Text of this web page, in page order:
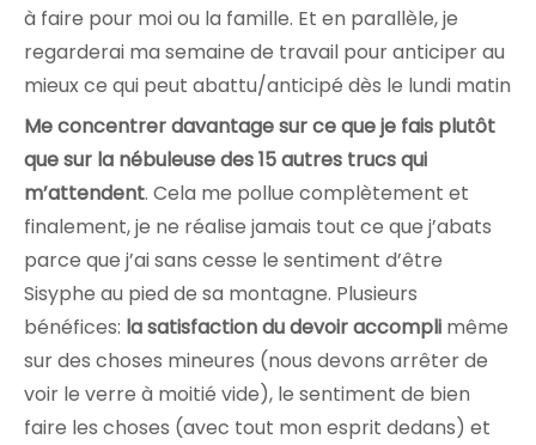
à faire pour moi ou la famille. Et en parallèle, je
regarderai ma semaine de travail pour anticiper au
mieux ce qui peut abattu/anticipé dès le lundi matin
Me concentrer davantage sur ce que je fais plutôt
que sur la nébuleuse des 15 autres trucs qui
m’attendent. Cela me pollue complètement et
finalement, je ne réalise jamais tout ce que j’abats
parce que j’ai sans cesse le sentiment d’être
Sisyphe au pied de sa montagne. Plusieurs
bénéfices: la satisfaction du devoir accompli même
sur des choses mineures (nous devons arrêter de
voir le verre à moitié vide), le sentiment de bien
faire les choses (avec tout mon esprit dedans) et